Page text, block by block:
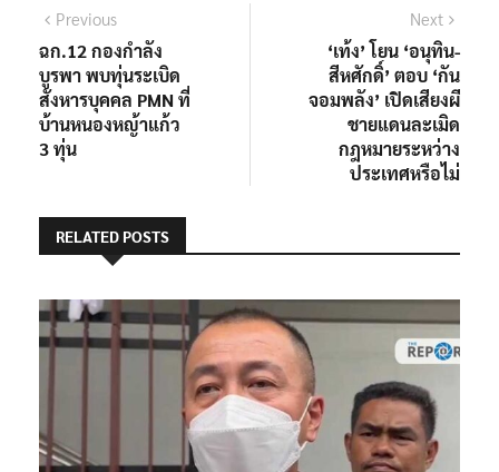
แนะแนว
เรื่อง
PreviousPrevious
post:
ฉก.12 กองกำลัง
บูรพา พบทุ่นระเบิด
สังหารบุคคล PMN ที่
บ้านหนองหญ้าแก้ว
3 ทุ่น
Next
post:
‘เท้ง’ โยน ‘อนุทิน-
สีหศักดิ์’ ตอบ ‘กัน
จอมพลัง’ เปิดเสียงผี
ชายแดนละเมิด
กฎหมายระหว่าง
ประเทศหรือไม่
RELATED POSTS